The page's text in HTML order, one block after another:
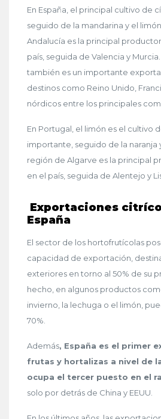
En España, el principal cultivo de
seguido de la mandarina y el
Andalucía es la principal
país, seguida de Valencia y
también es un importante
destinos como Reino Unido,
nórdicos entre los principales
En Portugal, el limón es el cultivo
importante, seguido de la naranja
región de Algarve es la principal
en el país, seguida de Alentejo y
Exportaciones
España
El sector de los hortofrutícolas
capacidad de exportación,
exteriores en torno al 50% de su
hecho, en algunos productos
invierno, la lechuga o el limón,
70%.
Además, España es el primer
frutas y hortalizas a nivel de
ocupa el tercer puesto en el
solo por detrás de China y EEUU.